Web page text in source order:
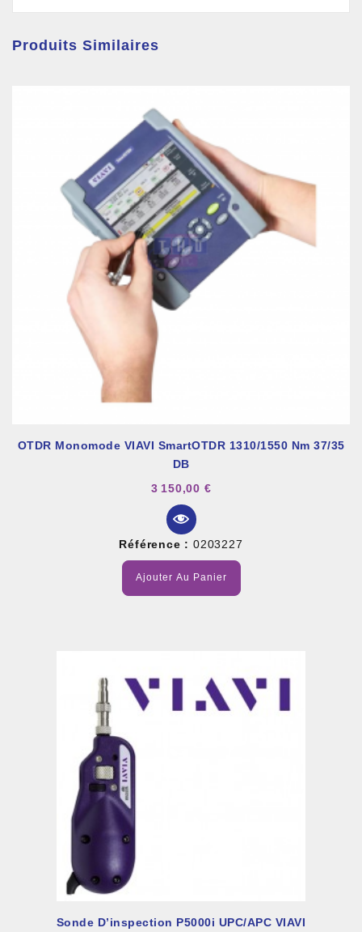
Produits Similaires
OTDR Monomode VIAVI SmartOTDR 1310/1550 Nm 37/35
DB
3 150,00 €
Référence : 0203227
Ajouter Au Panier
Sonde D’inspection P5000i UPC/APC VIAVI